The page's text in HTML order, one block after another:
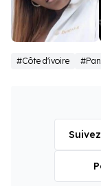
Carmen
#Côte d'ivoire